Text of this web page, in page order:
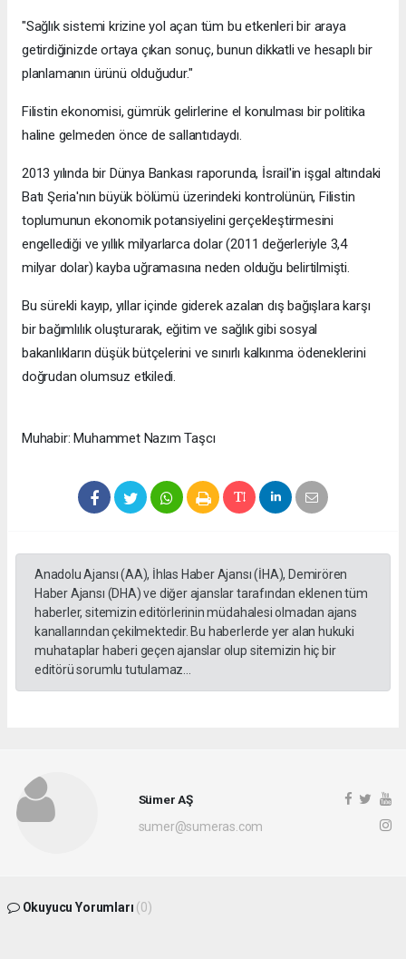
"Sağlık sistemi krizine yol açan tüm bu etkenleri bir araya
getirdiğinizde ortaya çıkan sonuç, bunun dikkatli ve hesaplı bir
planlamanın ürünü olduğudur."
Filistin ekonomisi, gümrük gelirlerine el konulması bir politika
haline gelmeden önce de sallantıdaydı.
2013 yılında bir Dünya Bankası raporunda, İsrail'in işgal altındaki
Batı Şeria'nın büyük bölümü üzerindeki kontrolünün, Filistin
toplumunun ekonomik potansiyelini gerçekleştirmesini
engellediği ve yıllık milyarlarca dolar (2011 değerleriyle 3,4
milyar dolar) kayba uğramasına neden olduğu belirtilmişti.
Bu sürekli kayıp, yıllar içinde giderek azalan dış bağışlara karşı
bir bağımlılık oluşturarak, eğitim ve sağlık gibi sosyal
bakanlıkların düşük bütçelerini ve sınırlı kalkınma ödeneklerini
doğrudan olumsuz etkiledi.
Muhabir: Muhammet Nazım Taşcı
Anadolu Ajansı (AA), İhlas Haber Ajansı (İHA), Demirören
Haber Ajansı (DHA) ve diğer ajanslar tarafından eklenen tüm
haberler, sitemizin editörlerinin müdahalesi olmadan ajans
kanallarından çekilmektedir. Bu haberlerde yer alan hukuki
muhataplar haberi geçen ajanslar olup sitemizin hiç bir
editörü sorumlu tutulamaz...
Sümer AŞ
sumer@sumeras.com
Okuyucu Yorumları (0)